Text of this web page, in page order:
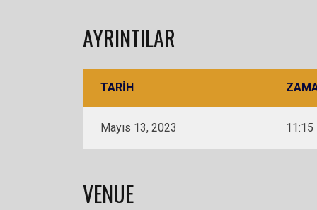
AYRINTILAR
TARIH
Mayıs 13, 2023 11:15
VENUE